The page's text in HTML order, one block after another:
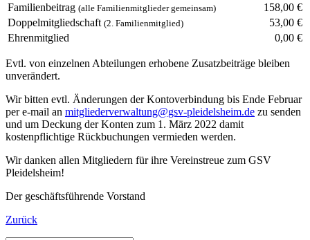
Familienbeitrag (alle Familienmitglieder gemeinsam)
158,00 €
Doppelmitgliedschaft (2. Familienmitglied)
53,00 €
Ehrenmitglied
0,00 €
Evtl. von einzelnen Abteilungen erhobene Zusatzbeiträge bleiben
unverändert.
Wir bitten evtl. Änderungen der Kontoverbindung bis Ende Februar
per e-mail an mitgliederverwaltung@gsv-pleidelsheim.de zu senden
und um Deckung der Konten zum 1. März 2022 damit
kostenpflichtige Rückbuchungen vermieden werden.
Wir danken allen Mitgliedern für ihre Vereinstreue zum GSV
Pleidelsheim!
Der geschäftsführende Vorstand
Zurück